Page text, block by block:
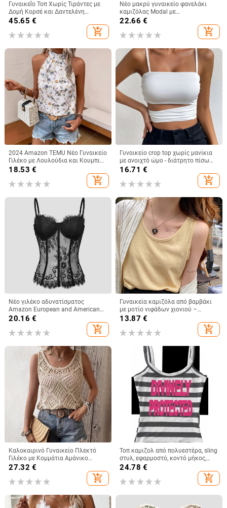
Γυναικεῖο Τοπ Χωρίς Τιράντες με
Δομή Κορσέ και Δαντελένη
Επένδυση, Στενή Γραμμή,
45.65 €
add_shopping_cart
Νέο μακρύ γυναικείο φανελάκι
καμιζόλας Modal με
ενσωματωμένο τοπ και λάστιχο
σουτιέν
22.66 €
add_shopping_cart
2024 Amazon TEMU Νέο Γυναικείο
Γιλέκο με Λουλούδια και Κουμπιά,
Εορταστικό Στυλ, Άνετο Μπλούζα,
18.53 €
add_shopping_cart
Γυναικείο crop top χωρίς μανίκια
με ανοιχτό ώμο - διάτρητο πίσω
σχέδιο, άνετη γραμμή, κοντό
μήκος, μίξη πολυεστέρα-ελαστάν
16.71 €
add_shopping_cart
Νέο γιλέκο αδυνατίσματος
Amazon European and American
Street Spice Girl Lace Eyelashes
Γυναικείο 9018
20.16 €
add_shopping_cart
Γυναικεία καμιζόλα από βαμβάκι
με μοτίο νιφάδων χιονιού –
φαρδιά, χωρίς μανίκια κορμί για το
καλοκαίρι, για layering, με διπλές
τιράντες
13.87 €
add_shopping_cart
Καλοκαιρινό Γυναικείο Πλεκτό
Γιλέκο με Κομμάτια Αμάνικο
Καλοκαιρινό Μποέμικο Τοπ με
27.32 €
add_shopping_cart
Τοπ καμιζολ από πολυεστέρα, sling
στυλ, εφαρμοστό, κοντό μήκος,
ριγέ/καρό μοτίβο
24.78 €
add_shopping_cart